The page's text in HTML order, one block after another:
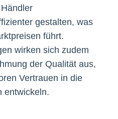
gestalten, was
führt.
wirken sich zudem
der Qualität aus,
Vertrauen in die
entwickeln.